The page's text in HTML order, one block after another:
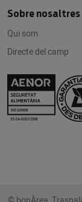
Sobre nosaltres
Qui som
Directe del camp